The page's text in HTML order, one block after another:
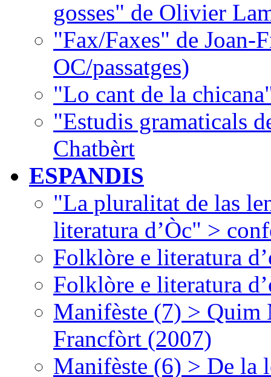
gosses" de Olivier
"Fax/Faxes" de Joan-
OC/passatges)
"Lo cant de la
"Estudis gramaticals
Chatbèrt
ESPANDIS
"La pluralitat de las
literatura d’Òc" >
Folklòre e literatura
Folklòre e literatura
Manifèste (7) > Quim
Francfòrt (2007)
Manifèste (6) > De la